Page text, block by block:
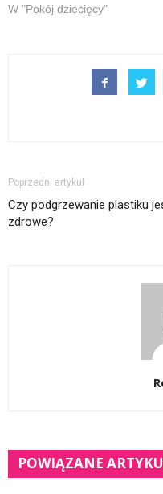
W "Pokój dziecięcy"
Poprzedni artykuł
Czy podgrzewanie plastiku
zdrowe?
POWIĄZANE